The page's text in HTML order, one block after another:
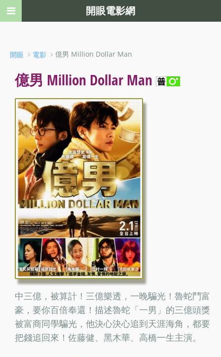
開眼 ﹥ 電影 ﹥億男 Million Dollar Man
億男 Million Dollar Man
中三億，被算計！三億樂透，一晚騙光！魯蛇鬥富
豪，要你百倍奉還！描述魯蛇「一男」的三億頭獎
被富商同學騙光，他決心決心追到天涯海角，都要
把錢追回來！佐藤健、黑木華、高橋一生主演。
開眼電影網